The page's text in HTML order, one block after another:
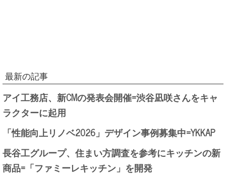
最新の記事
アイ工務店、新CMの発表会開催=渋谷凪咲さんをキャ
ラクターに起用
「性能向上リノベ2026」デザイン事例募集中=YKKAP
長谷工グループ、住まい方調査を参考にキッチンの新
商品=「ファミーレキッチン」を開発